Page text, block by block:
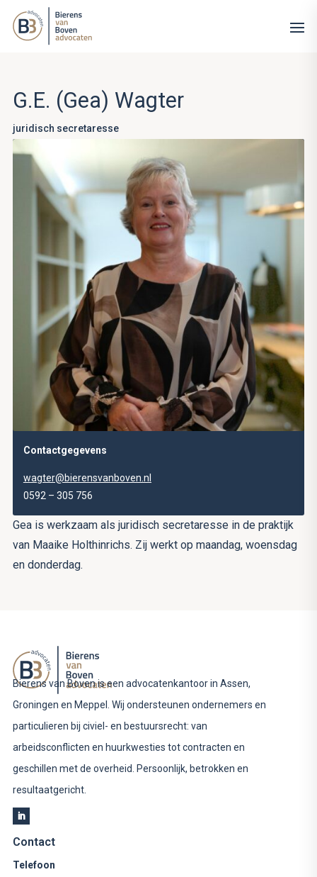
G.E. (Gea) Wagter
juridisch secretaresse
Contactgegevens
wagter@bierensvanboven.nl
0592 – 305 756
Gea is werkzaam als juridisch secretaresse in de praktijk
van Maaike Holthinrichs. Zij werkt op maandag, woensdag
en donderdag.
Bierens van Boven is een advocatenkantoor in Assen,
Groningen en Meppel. Wij ondersteunen ondernemers en
particulieren bij civiel- en bestuursrecht: van
arbeidsconflicten en huurkwesties tot contracten en
geschillen met de overheid. Persoonlijk, betrokken en
resultaatgericht.
Contact
Telefoon